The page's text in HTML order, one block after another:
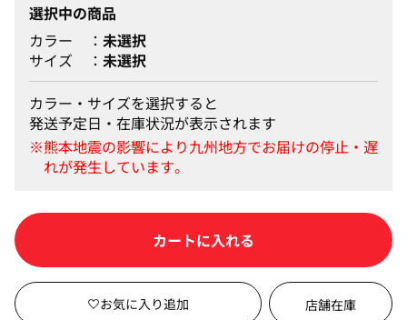
選択中の商品
カラー
未選択
サイズ
未選択
カラー・サイズを選択すると
発送予定日・在庫状況が表示されます
カートに入れる
店舗在庫